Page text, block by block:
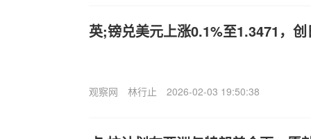
英;镑兑美元上涨0.1%至1.3471，
观察网 林行止 2026-02-03 19:50:38